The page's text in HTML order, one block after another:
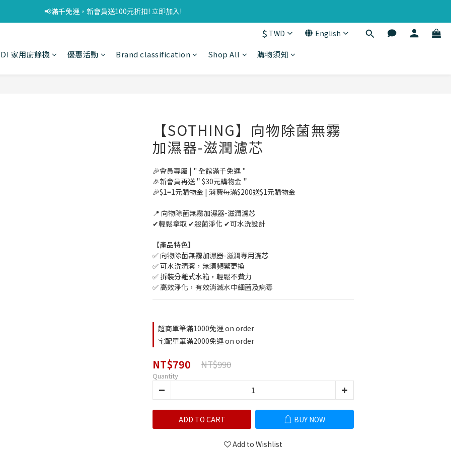
📢滿千免運，新會員送100元折扣! 立即加入!
$ TWD English
家用廚餘機 優惠活動 Brand classification Shop All 購物須知
【SOTHING】向物除菌無霧
加濕器-滋潤濾芯
🎉會員專屬 | " 全館滿千免運 "
🎉新會員再送＂$30元購物金＂
🎉$1=1元購物金 | 消費每滿$200送$1元購物金
📍 向物除菌無霧加濕器-滋潤濾芯
✔輕鬆拿取 ✔殺菌淨化 ✔可水洗設計
【產品特色】
✅ 向物除菌無霧加濕器-滋潤專用濾芯
✅ 可水洗清潔，無須頻繁更換
✅ 拆裝分離式水箱，輕鬆不費力
✅ 高效淨化，有效消滅水中細菌及病毒
超商單筆滿1000免運 on order
宅配單筆滿2000免運 on order
NT$790 NT$990
Quantity
ADD TO CART BUY NOW
Add to Wishlist